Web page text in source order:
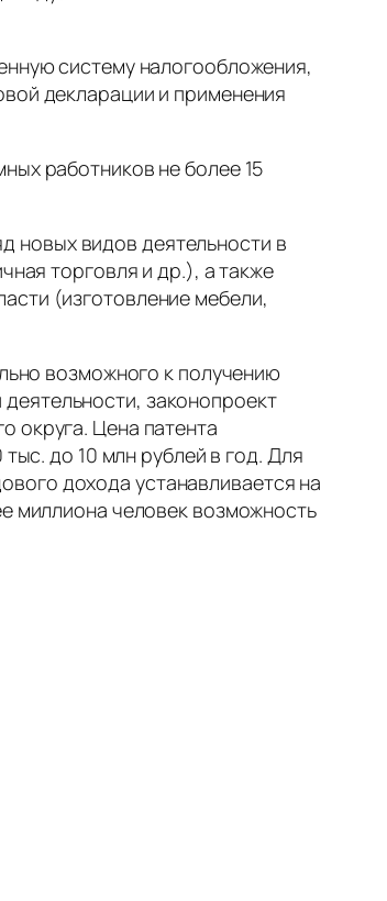
систему налогообложения,
декларации и применения
работников не более 15
новых видов деятельности в
торговля и др.), а также
(изготовление мебели,
возможного к получению
законопроект
округа. Цена патента
до 10 млн рублей в год. Для
дохода устанавливается на
миллиона человек возможность